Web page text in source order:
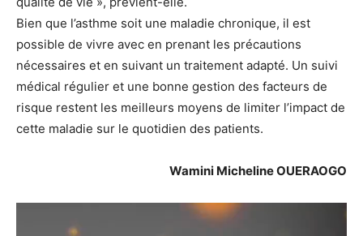
Bien que l’asthme soit une maladie chronique, il est
possible de vivre avec en prenant les précautions
nécessaires et en suivant un traitement adapté. Un suivi
médical régulier et une bonne gestion des facteurs de
risque restent les meilleurs moyens de limiter l’impact de
cette maladie sur le quotidien des patients.
Wamini Micheline OUERAOGO
Lecteur